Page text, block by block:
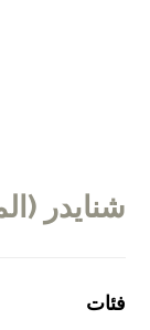
شنايدر
فئات